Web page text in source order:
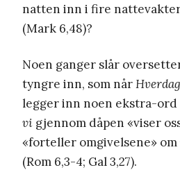
natten inn i fire
(Mark 6,48)?
Noen ganger slår
tyngre inn, som når
legger inn noen ekstra-ord
vi gjennom dåpen «viser
«forteller omgivelsene» om
(Rom 6,3-4; Gal 3,27).